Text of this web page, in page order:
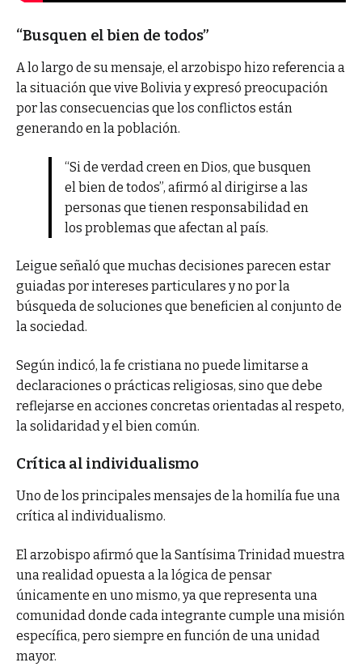
“Busquen el bien de todos”
A lo largo de su mensaje, el arzobispo hizo referencia a
la situación que vive Bolivia y expresó preocupación
por las consecuencias que los conflictos están
generando en la población.
“Si de verdad creen en Dios, que busquen
el bien de todos”, afirmó al dirigirse a las
personas que tienen responsabilidad en
los problemas que afectan al país.
Leigue señaló que muchas decisiones parecen estar
guiadas por intereses particulares y no por la
búsqueda de soluciones que beneficien al conjunto de
la sociedad.
Según indicó, la fe cristiana no puede limitarse a
declaraciones o prácticas religiosas, sino que debe
reflejarse en acciones concretas orientadas al respeto,
la solidaridad y el bien común.
Crítica al individualismo
Uno de los principales mensajes de la homilía fue una
crítica al individualismo.
El arzobispo afirmó que la Santísima Trinidad muestra
una realidad opuesta a la lógica de pensar
únicamente en uno mismo, ya que representa una
comunidad donde cada integrante cumple una misión
específica, pero siempre en función de una unidad
mayor.